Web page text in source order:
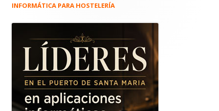
Barra
principal
INFORMÁTICA PARA HOSTELERÍA